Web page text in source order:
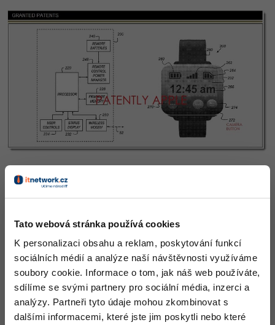
Tato webová stránka používá cookies
K personalizaci obsahu a reklam, poskytování funkcí
sociálních médií a analýze naší návštěvnosti využíváme
soubory cookie. Informace o tom, jak náš web používáte,
sdílíme se svými partnery pro sociální média, inzerci a
analýzy. Partneři tyto údaje mohou zkombinovat s
dalšími informacemi, které jste jim poskytli nebo které
ASP.NET MVC
Django
Best practices
MS-SQL
SQLite
Grafik / UX/UI návrhář
3D grafik
Projektový manažer
Databázový analytik
Copywriter
WordPress specialista
SEO specialista
C -80%
VB.NET
SQL
Návrh SW -80%
Algoritmy -41%
-10%
Pro děti
Fórum
Kryptoměny -25%
Copywriting -30%
MS Office -80%
Google Dokumenty
Time management
Linux
Kybernetická bezpečnost
Elektronický podpis
Fórum
Blender -80%
Inkscape
Fotografování
Video
Ostatní
Už od roku 2013 má Apple další patenty k těmto typům
Všechny články v sekci
Zprávy ze světa hardwaru